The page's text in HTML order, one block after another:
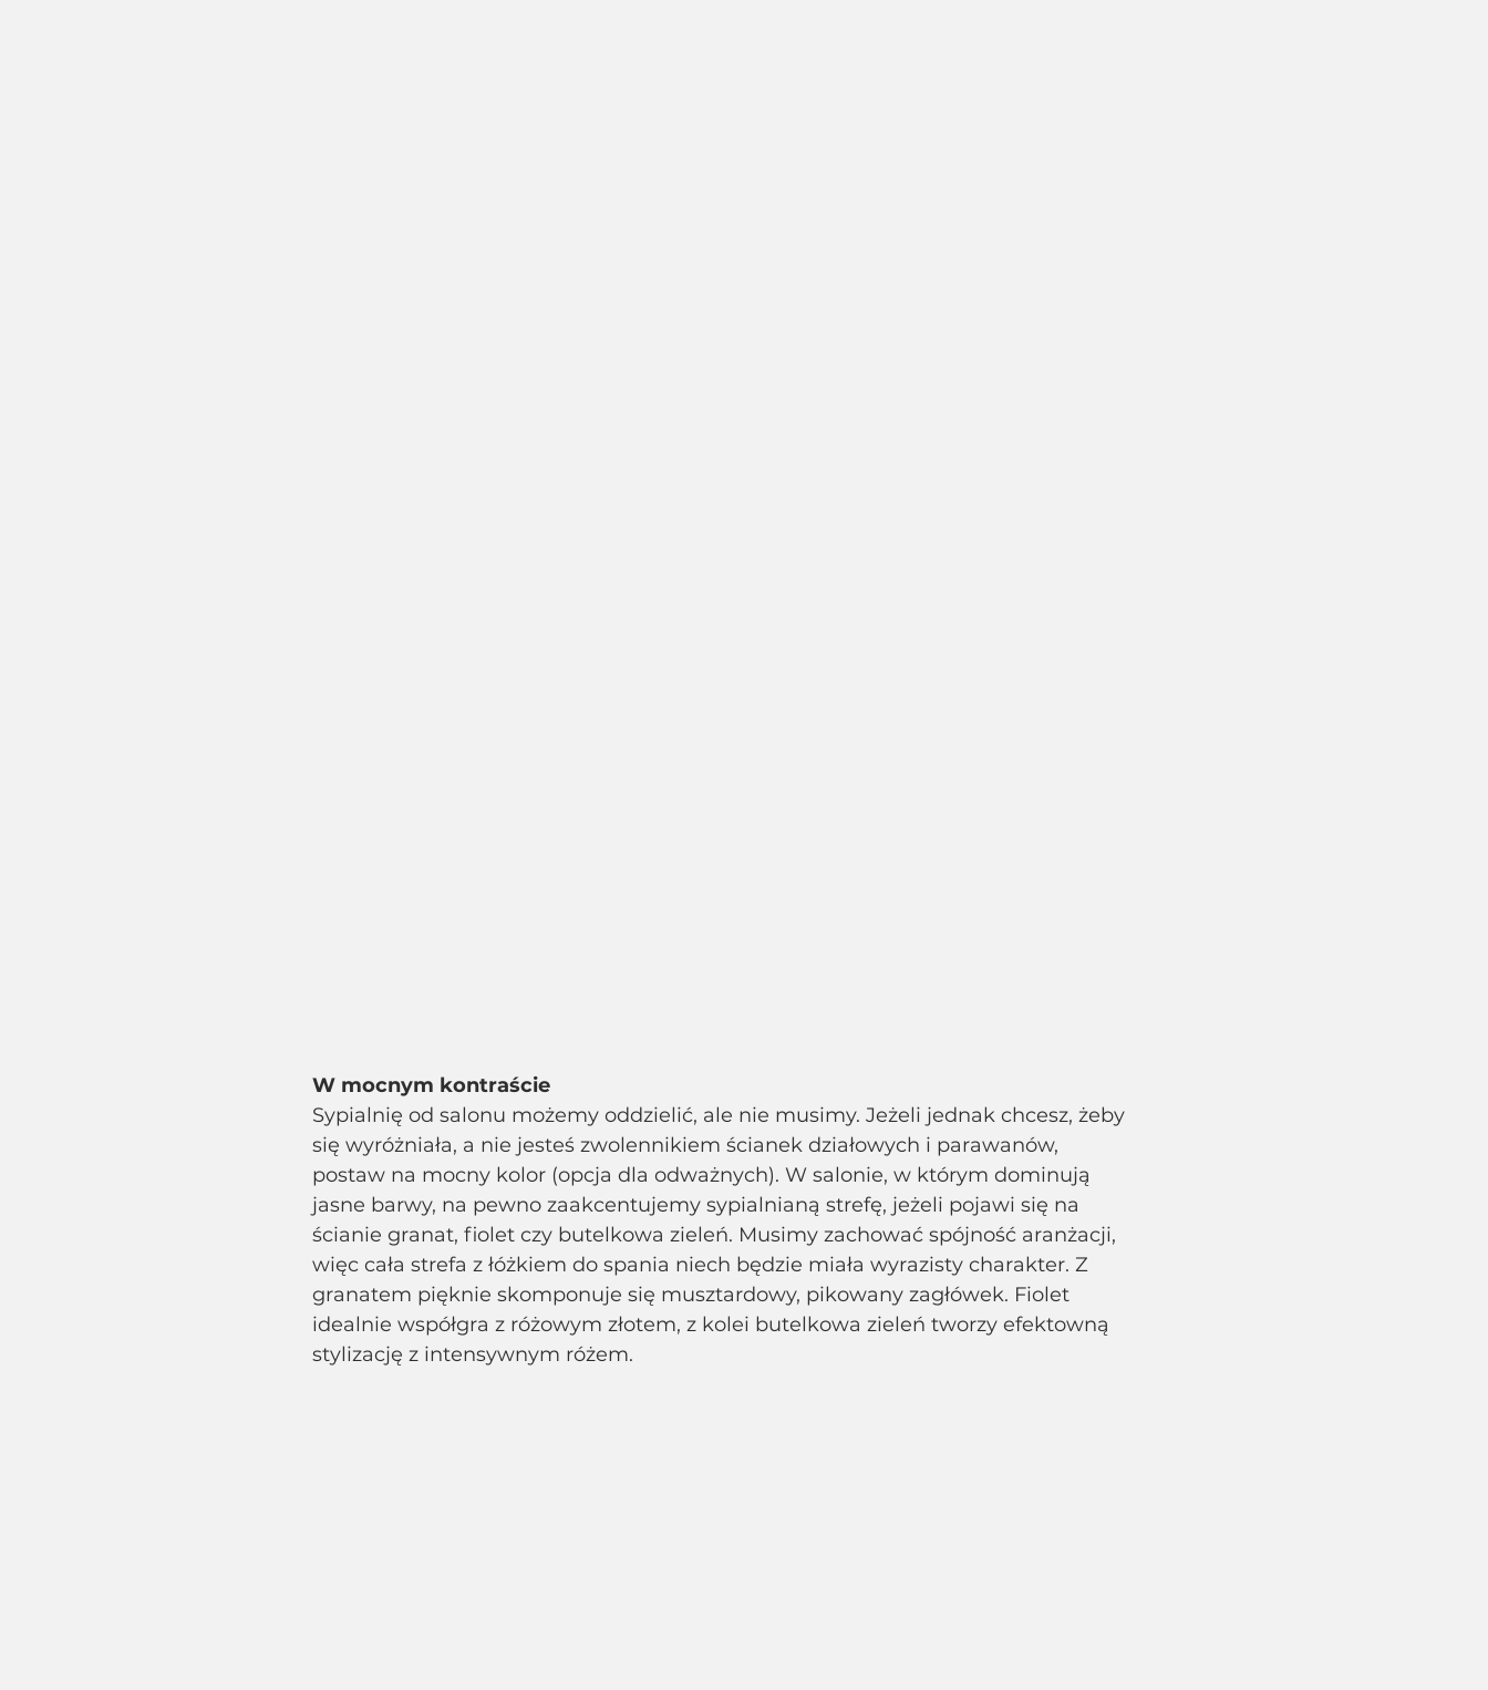
W mocnym kontraście
Sypialnię od salonu możemy oddzielić, ale nie musimy. Jeżeli jednak chcesz, żeby
się wyróżniała, a nie jesteś zwolennikiem ścianek działowych i parawanów,
postaw na mocny kolor (opcja dla odważnych). W salonie, w którym dominują
jasne barwy, na pewno zaakcentujemy sypialnianą strefę, jeżeli pojawi się na
ścianie granat, fiolet czy butelkowa zieleń. Musimy zachować spójność aranżacji,
więc cała strefa z łóżkiem do spania niech będzie miała wyrazisty charakter. Z
granatem pięknie skomponuje się musztardowy, pikowany zagłówek. Fiolet
idealnie współgra z różowym złotem, z kolei butelkowa zieleń tworzy efektowną
stylizację z intensywnym różem.